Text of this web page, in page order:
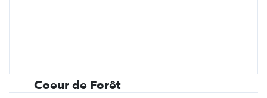
Coeur de Forêt